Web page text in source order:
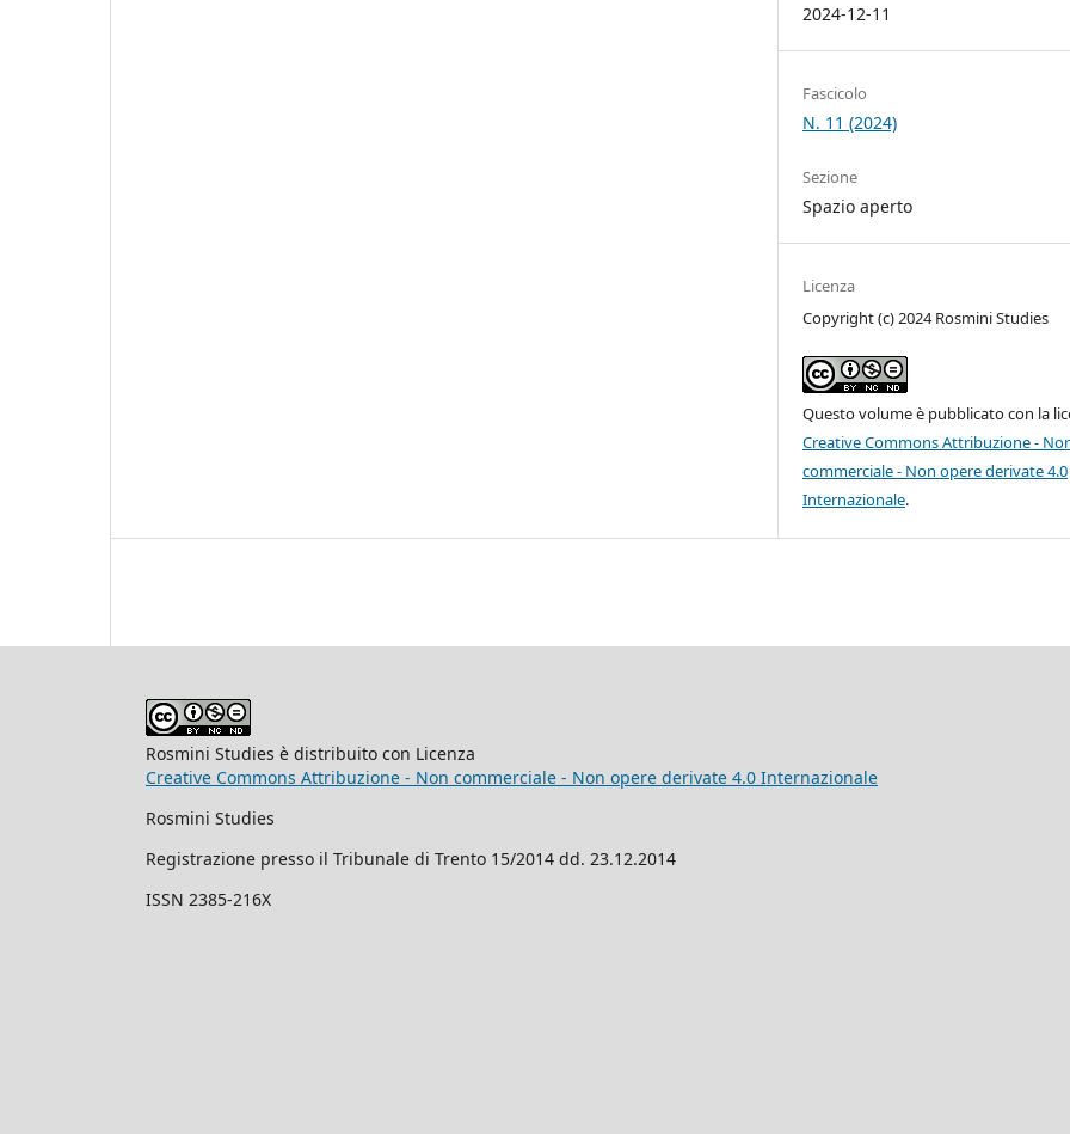
2024-12-11
Fascicolo
N. 11 (2024)
Sezione
Spazio aperto
Licenza
Copyright (c) 2024 Rosmini Studies
Questo volume è pubblicato con la
Creative Commons Attribuzione -
commerciale - Non opere derivate 4.0
Internazionale.
Rosmini Studies è distribuito con Licenza
Creative Commons Attribuzione - Non commerciale - Non opere derivate 4.0 Internazionale
Rosmini Studies
Registrazione presso il Tribunale di Trento 15/2014 dd. 23.12.2014
ISSN 2385-216X